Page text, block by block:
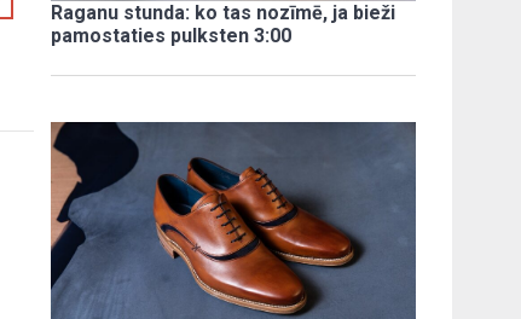
Raganu stunda: ko tas nozīmē, ja bieži
pamostaties pulksten 3:00